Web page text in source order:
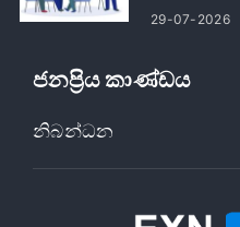
කෙසේද
29-07-2026
ජනප්‍රිය කාණ්ඩය
නිබන්ධන